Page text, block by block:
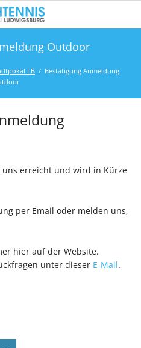
Outdoor
LB
Bestätigung Anmeldung
erreicht und wird in Kürze
per Email oder melden uns,
hier auf der Website.
unter dieser E-Mail.